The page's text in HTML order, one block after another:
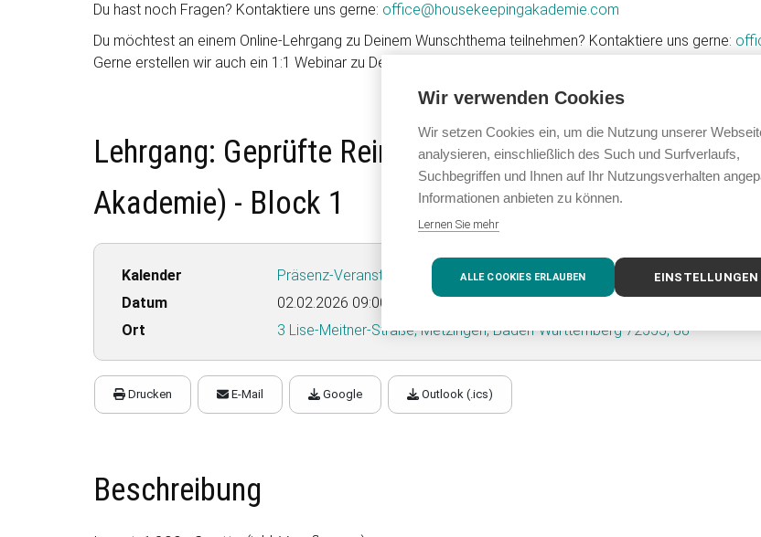
Du hast noch Fragen? Kontaktiere uns gerne: office@housekeepingakademie.com
Du möchtest an einem Online-Lehrgang zu Deinem Wunschthema teilnehmen? Kontaktiere uns gerne:
Gerne erstellen wir auch ein 1:1 Webinar zu Deinem Wunschthema!
Lehrgang: Geprüfte Reinigungsfachkraft in der
Akademie) - Block 1
Kalender
Präsenz-Veranstaltungen
Datum
02.02.2026 09:00
Ort
3 Lise-Meitner-Straße, Metzingen, Baden-Württemberg 72555, 88
Drucken E-Mail Google Outlook (.ics)
Beschreibung
Wir verwenden Cookies
Wir setzen Cookies ein, um die Nutzung unserer
analysieren, einschließlich des Such und Surfverlaufs,
Suchbegriffen und Ihnen auf Ihr Nutzungsverhalten
Informationen anbieten zu können.
Lernen Sie mehr
ALLE COOKIES ERLAUBEN EINSTELLUNGEN